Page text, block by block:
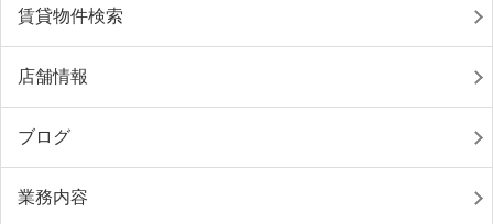
賃貸物件検索
店舗情報
ブログ
業務内容